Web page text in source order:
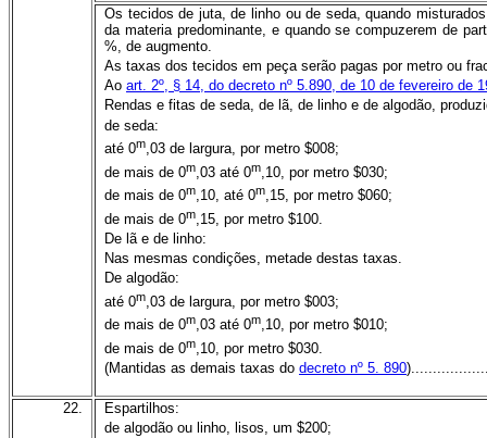
Os tecidos de juta, de linho ou de seda, quando
da materia predominante, e quando se compuzerem de
%, de augmento.
As taxas dos tecidos em peça serão pagas por metro ou
Ao art. 2º, § 14, do decreto nº 5.890, de 10 de fevereiro de
Rendas e fitas de seda, de lã, de linho e de algodão,
de seda:
até 0m,03 de largura, por metro $008;
de mais de 0m ,03 até 0m ,10, por metro $030;
de mais de 0m,10, até 0m,15, por metro $060;
de mais de 0m ,15, por metro $100.
De lã e de linho:
Nas mesmas condições, metade destas taxas.
De algodão:
até 0m ,03 de largura, por metro $003;
de mais de 0m,03 até 0m,10, por metro $010;
de mais de 0m ,10, por metro $030.
(Mantidas as demais taxas do decreto nº 5. 890
22.
Espartilhos:
de algodão ou linho, lisos, um $200;